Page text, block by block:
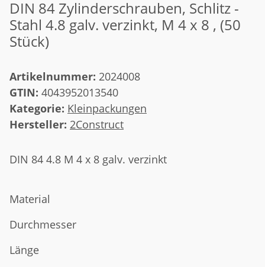
DIN 84 Zylinderschrauben, Schlitz -
Stahl 4.8 galv. verzinkt, M 4 x 8 , (50
Stück)
Artikelnummer: 2024008
GTIN: 4043952013540
Kategorie: Kleinpackungen
Hersteller: 2Construct
DIN 84 4.8 M 4 x 8 galv. verzinkt
Material
Durchmesser
Länge